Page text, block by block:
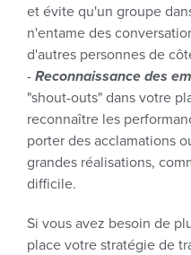
et évite qu'un groupe
n'entame des
d'autres personnes de
- Reconnaissance des
"shout-outs" dans votre
reconnaître les
porter des acclamations
grandes réalisations,
difficile.
Si vous avez besoin de
place votre stratégie de